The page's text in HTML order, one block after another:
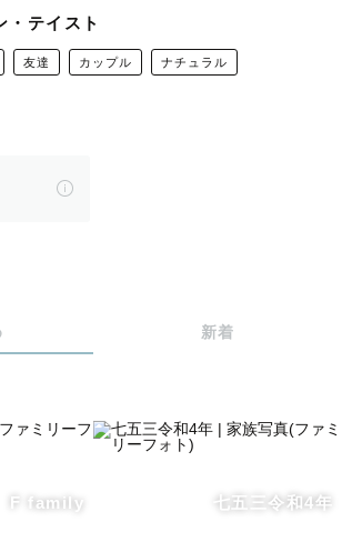
と思ったことはありませんか？
するなって方も、笑顔にする自信がある
を中心に活動しています。
わせ
の打ち合わせも可能です。
・テイスト
友達 カップル ナチュラル
新着
F family 七五三令和4年